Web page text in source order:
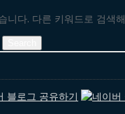
니다. 다른 키워드로 검색